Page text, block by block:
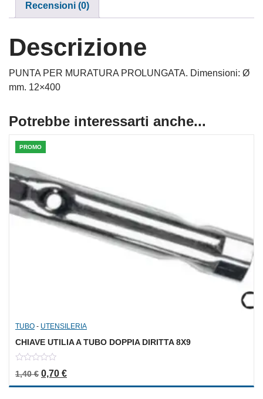
Recensioni (0)
Descrizione
PUNTA PER MURATURA PROLUNGATA. Dimensioni: Ø
mm. 12×400
Potrebbe interessarti anche...
PROMO
TUBO - UTENSILERIA
CHIAVE UTILIA A TUBO DOPPIA DIRITTA 8X9
out
1,40€ Il prezzo originale era: 1,40 €.
0,70 €Il prezzo attuale è: 0,70 €.